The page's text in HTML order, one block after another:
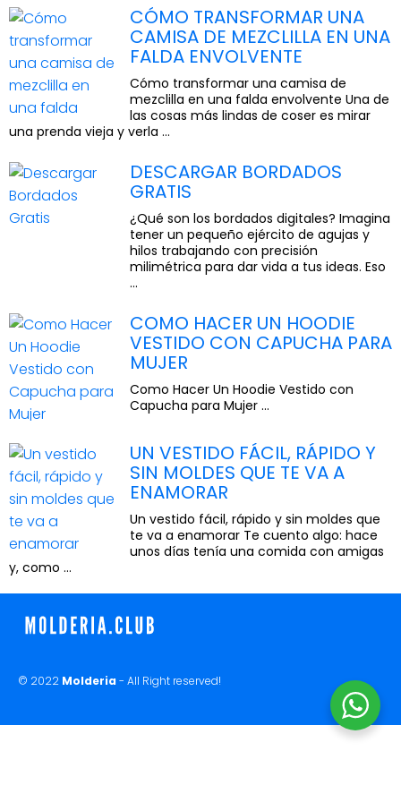
CÓMO TRANSFORMAR UNA
CAMISA DE MEZCLILLA EN UNA
FALDA ENVOLVENTE
Cómo transformar una camisa de
mezclilla en una falda envolvente Una de
las cosas más lindas de coser es mirar
una prenda vieja y verla ...
DESCARGAR BORDADOS
GRATIS
¿Qué son los bordados digitales? Imagina
tener un pequeño ejército de agujas y
hilos trabajando con precisión
milimétrica para dar vida a tus ideas. Eso
...
COMO HACER UN HOODIE
VESTIDO CON CAPUCHA PARA
MUJER
Como Hacer Un Hoodie Vestido con
Capucha para Mujer ...
UN VESTIDO FÁCIL, RÁPIDO Y
SIN MOLDES QUE TE VA A
ENAMORAR
Un vestido fácil, rápido y sin moldes que
te va a enamorar Te cuento algo: hace
unos días tenía una comida con amigas
y, como ...
© 2022 Molderia- All Right reserved!